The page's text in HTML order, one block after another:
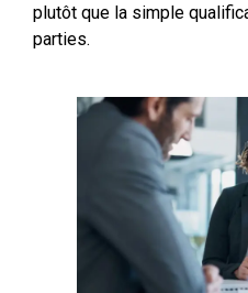
plutôt que la simple
parties.